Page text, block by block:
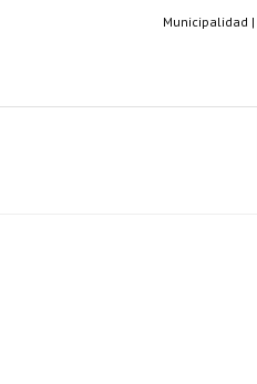
Municipalidad |